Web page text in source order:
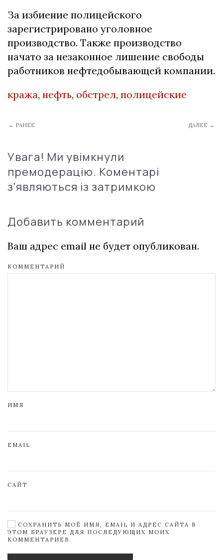
За избиение полицейского
зарегистрировано уголовное
производство. Также производство
начато за незаконное лишение свободы
работников нефтедобывающей компании.
кража, нефть, обстрел, полицейские
← РАНЕЕ ДАЛЕЕ →
Увага! Ми увімкнули
премодерацію. Коментарі
з'являються із затримкою
Добавить комментарий
Ваш адрес email не будет опубликован.
КОММЕНТАРИЙ
ИМЯ
EMAIL
САЙТ
СОХРАНИТЬ МОЁ ИМЯ, EMAIL И АДРЕС САЙТА В
ЭТОМ БРАУЗЕРЕ ДЛЯ ПОСЛЕДУЮЩИХ МОИХ
КОММЕНТАРИЕВ.